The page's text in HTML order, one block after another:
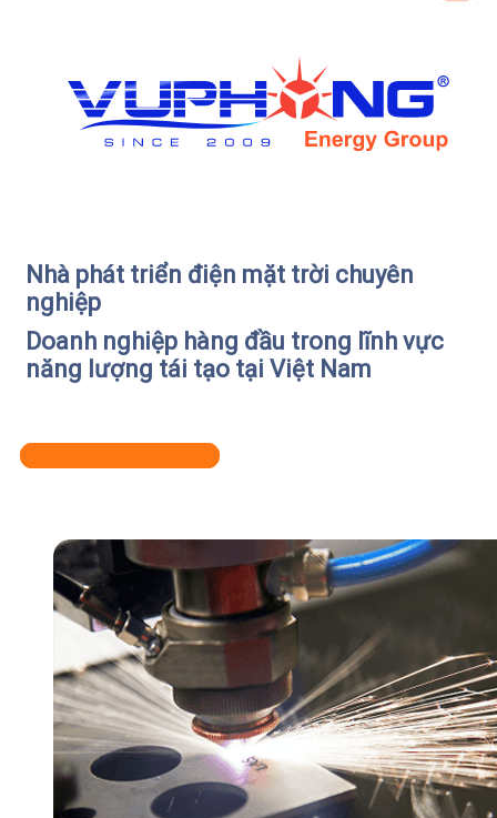
Nhà phát triển điện mặt trời chuyên
nghiệp
Doanh nghiệp hàng đầu trong lĩnh vực
năng lượng tái tạo tại Việt Nam